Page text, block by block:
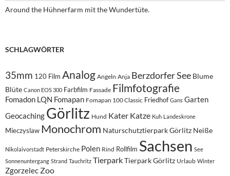
Around the Hühnerfarm mit the Wundertüte.
SCHLAGWÖRTER
35mm 120 Film Analog Angeln Anja Berzdorfer See Blume
Blüte Canon EOS 300 Farbfilm Fassade Filmfotografie
Fomadon LQN Fomapan Fomapan 100 Classic Friedhof Gans Garten
Geocaching Görlitz Hund Kater Katze Kuh Landeskrone
Mieczyslaw Monochrom Naturschutztierpark Görlitz Neiße
Nikolaivorstadt Peterskirche Polen Rind Rollfilm Sachsen See
Sonnenuntergang Strand Tauchritz TierparkTierpark Görlitz Urlaub Winter
Zgorzelec Zoo